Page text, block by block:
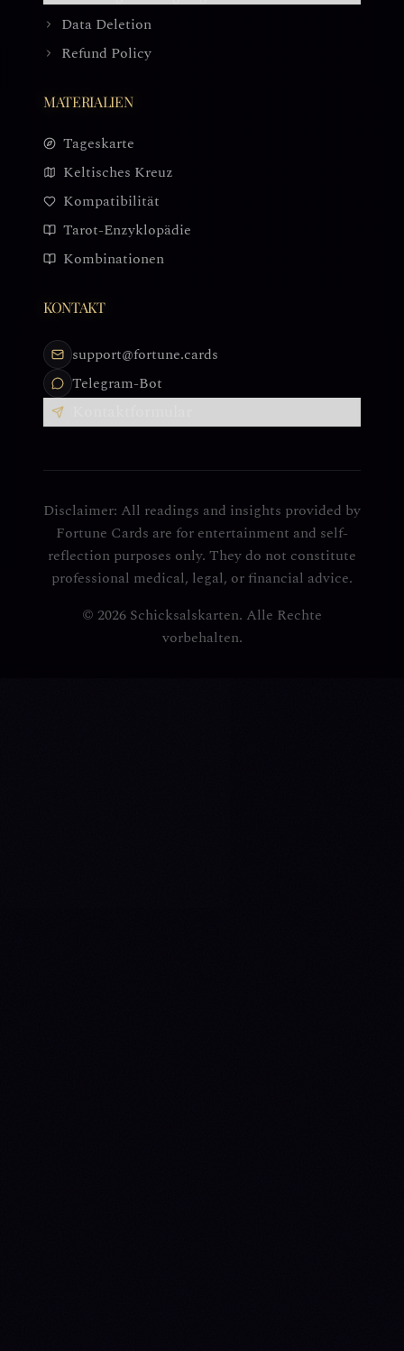
Data Deletion
Refund Policy
MATERIALIEN
Tageskarte
Keltisches Kreuz
Kompatibilität
Tarot-Enzyklopädie
Kombinationen
KONTAKT
support@fortune.cards
Telegram-Bot
Disclaimer: All readings and insights provided by
Fortune Cards are for entertainment and self-
reflection purposes only. They do not constitute
professional medical, legal, or financial advice.
© 2026 Schicksalskarten. Alle Rechte
vorbehalten.